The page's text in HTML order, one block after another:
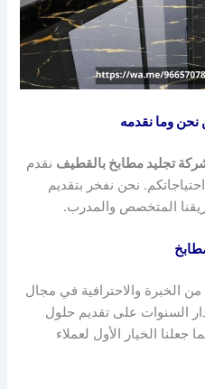
وما نقدمه
تجليد مطابخ بالقطيف نقدم
نحن نفخر بتقديم
المتخصص والمدرب.
والاحترافية في مجال
السنوات على تقديم حلول
جعلنا الخيار الأول لعملاء